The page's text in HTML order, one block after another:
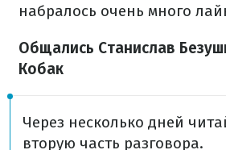
набралось очень много
Общались Станислав
Кобак
Через несколько дней
вторую часть разговора.